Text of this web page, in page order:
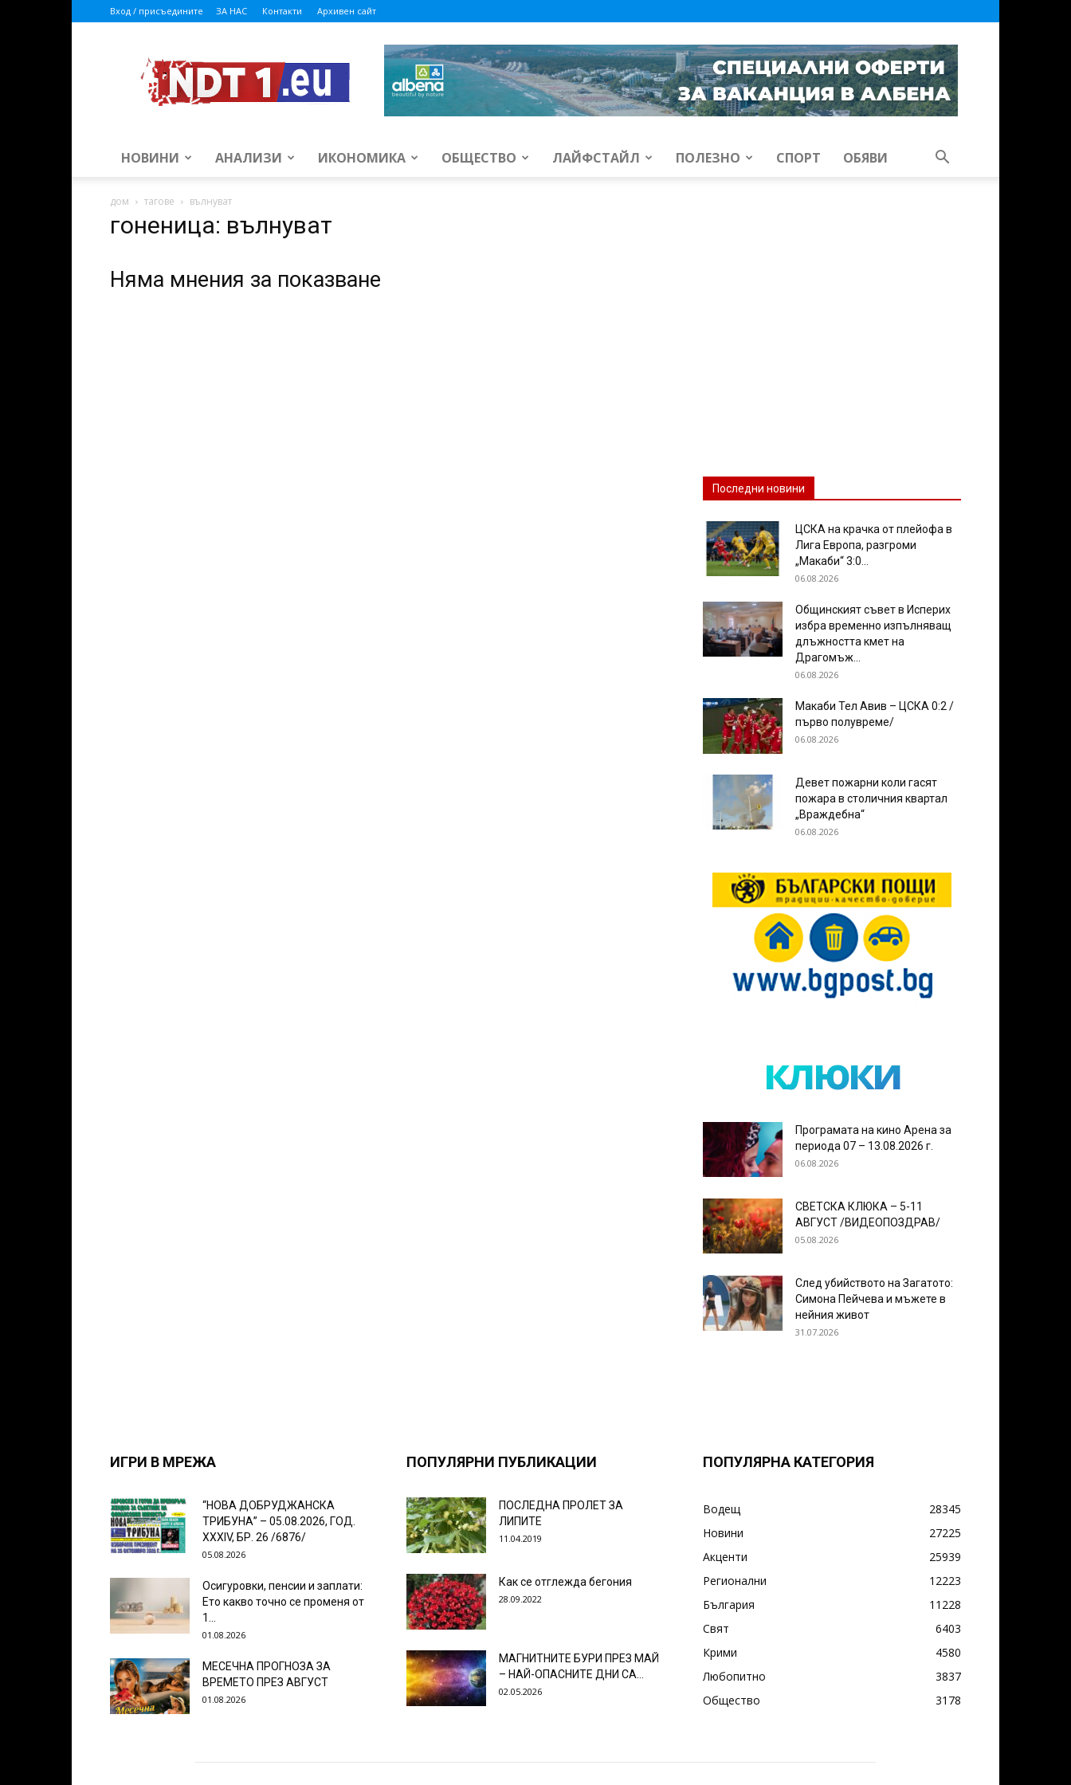
Вход / присъедините ЗА НАС Контакти Архивен сайт
НОВИНИ АНАЛИЗИ ИКОНОМИКА ОБЩЕСТВО ЛАЙФСТАЙЛ ПОЛЕЗНО СПОРТ ОБЯВИ
дом тагове вълнуват
гоненица: вълнуват
Няма мнения за показване
Последни новини
ЦСКА на крачка от плейофа в
Лига Европа, разгроми
„Макаби“ 3:0...
06.08.2026
Общинският съвет в Исперих
избра временно изпълняващ
длъжността кмет на
Драгомъж...
06.08.2026
Макаби Тел Авив – ЦСКА 0:2 /
първо полувреме/
06.08.2026
Девет пожарни коли гасят
пожара в столичния квартал
„Враждебна“
06.08.2026
клюки
Програмата на кино Арена за
периода 07 – 13.08.2026 г.
06.08.2026
СВЕТСКА КЛЮКА – 5-11
АВГУСТ /ВИДЕОПОЗДРАВ/
05.08.2026
След убийството на Загатото:
Симона Пейчева и мъжете в
нейния живот
31.07.2026
ИГРИ В МРЕЖА
“НОВА ДОБРУДЖАНСКА
ТРИБУНА” – 05.08.2026, ГОД.
XXХIV, БР. 26 /6876/
05.08.2026
Осигуровки, пенсии и заплати:
Ето какво точно се променя от
1...
01.08.2026
МЕСЕЧНА ПРОГНОЗА ЗА
ВРЕМЕТО ПРЕЗ АВГУСТ
01.08.2026
ПОПУЛЯРНИ ПУБЛИКАЦИИ
ПОСЛЕДНА ПРОЛЕТ ЗА
ЛИПИТЕ
11.04.2019
Как се отглежда бегония
28.09.2022
МАГНИТНИТЕ БУРИ ПРЕЗ МАЙ
– НАЙ-ОПАСНИТЕ ДНИ СА…
02.05.2026
ПОПУЛЯРНА КАТЕГОРИЯ
Водещ
28345
Новини
27225
Акценти
25939
Регионални
12223
България
11228
Свят
6403
Крими
4580
Любопитно
3837
Общество
3178